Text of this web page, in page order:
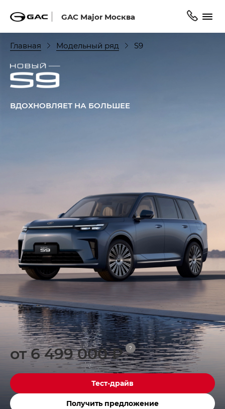
GAC Major Москва
Главная Модельный ряд S9
ВДОХНОВЛЯЕТ НА БОЛЬШЕЕ
от 6 499 000 ₽ ?
Тест-драйв
Получить предложение